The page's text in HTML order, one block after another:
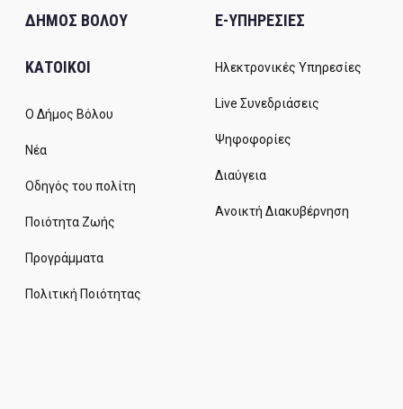
ΔΗΜΟΣ ΒΟΛΟΥ
ΚΑΤΟΙΚΟΙ
Ο Δήμος Βόλου
Νέα
Οδηγός του πολίτη
Ποιότητα Ζωής
Προγράμματα
Πολιτική Ποιότητας
E-ΥΠΗΡΕΣΙΕΣ
Ηλεκτρονικές Υπηρεσίες
Live Συνεδριάσεις
Ψηφοφορίες
Διαύγεια
Ανοικτή Διακυβέρνηση